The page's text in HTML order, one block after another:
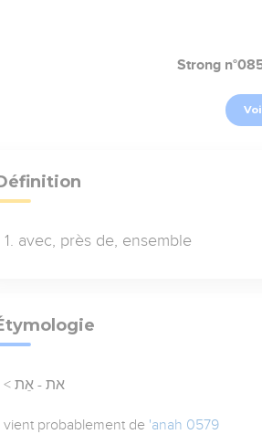
Strong
avec, près de, ensemble
< את - אֵת
vient probablement de 'anah 0579